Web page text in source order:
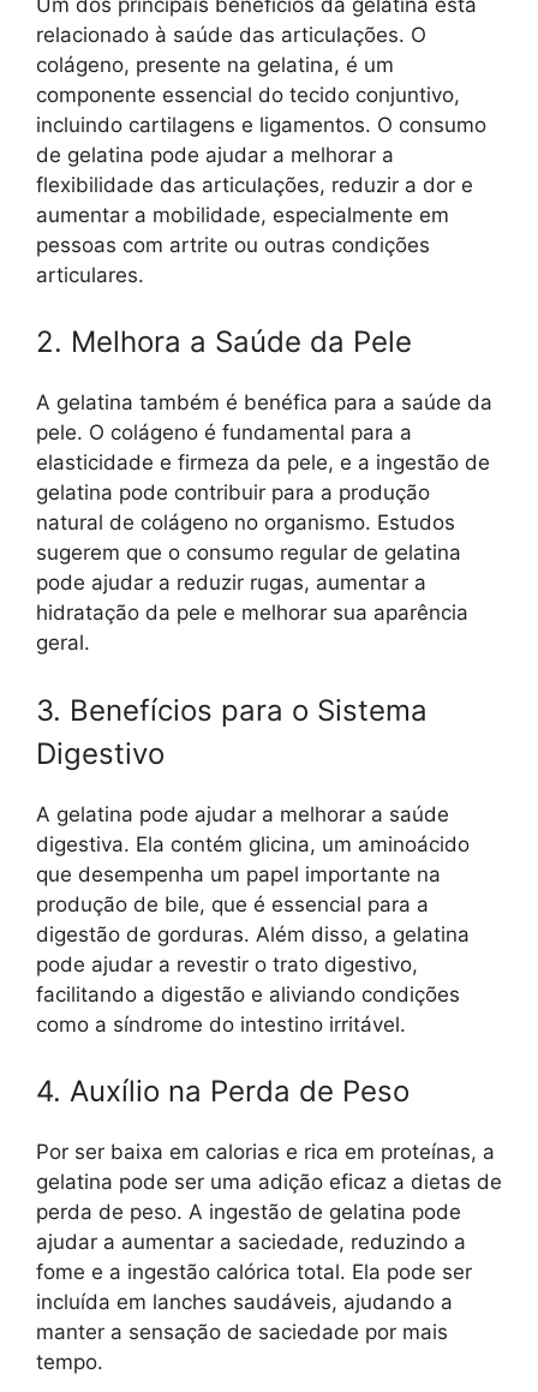
relacionado à saúde das articulações. O
colágeno, presente na gelatina, é um
componente essencial do tecido conjuntivo,
incluindo cartilagens e ligamentos. O consumo
de gelatina pode ajudar a melhorar a
flexibilidade das articulações, reduzir a dor e
aumentar a mobilidade, especialmente em
pessoas com artrite ou outras condições
articulares.
2. Melhora a Saúde da Pele
A gelatina também é benéfica para a saúde da
pele. O colágeno é fundamental para a
elasticidade e firmeza da pele, e a ingestão de
gelatina pode contribuir para a produção
natural de colágeno no organismo. Estudos
sugerem que o consumo regular de gelatina
pode ajudar a reduzir rugas, aumentar a
hidratação da pele e melhorar sua aparência
geral.
3. Benefícios para o Sistema
Digestivo
A gelatina pode ajudar a melhorar a saúde
digestiva. Ela contém glicina, um aminoácido
que desempenha um papel importante na
produção de bile, que é essencial para a
digestão de gorduras. Além disso, a gelatina
pode ajudar a revestir o trato digestivo,
facilitando a digestão e aliviando condições
como a síndrome do intestino irritável.
4. Auxílio na Perda de Peso
Por ser baixa em calorias e rica em proteínas, a
gelatina pode ser uma adição eficaz a dietas de
perda de peso. A ingestão de gelatina pode
ajudar a aumentar a saciedade, reduzindo a
fome e a ingestão calórica total. Ela pode ser
incluída em lanches saudáveis, ajudando a
manter a sensação de saciedade por mais
tempo.